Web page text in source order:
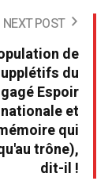
NEXT POST
de
du
Espoir
et
qui
trône),
dit-il !